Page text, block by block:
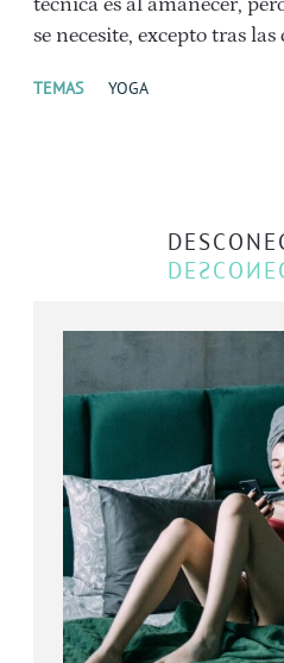
se necesite, excepto tras las
TEMAS YOGA